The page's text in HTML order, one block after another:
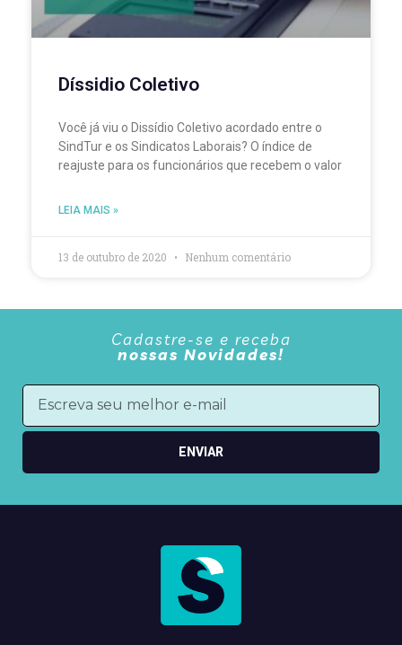
Díssidio Coletivo
Você já viu o Dissídio Coletivo acordado entre o
SindTur e os Sindicatos Laborais? O índice de
reajuste para os funcionários que recebem o valor
LEIA MAIS »
13 de outubro de 2020 Nenhum comentário
Cadastre-se e receba
nossas Novidades!
ENVIAR